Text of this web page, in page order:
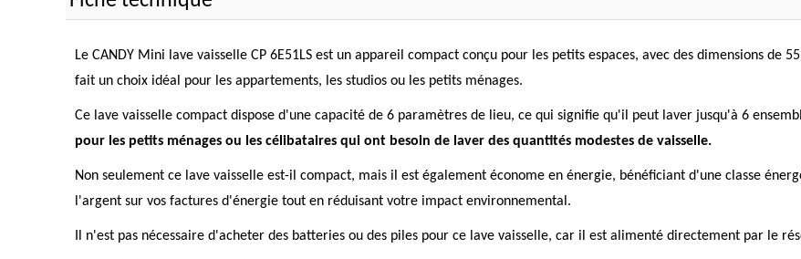
Le CANDY Mini lave vaisselle CP 6E51LS est un appareil compact conçu pour les petits espaces, avec des dimensions de
fait un choix idéal pour les appartements, les studios ou les petits ménages.
Ce lave vaisselle compact dispose d'une capacité de 6 paramètres de lieu, ce qui signifie qu'il peut laver jusqu'à 6
pour les petits ménages ou les célibataires qui ont besoin de laver des quantités modestes de vaisselle.
Non seulement ce lave vaisselle est-il compact, mais il est également économe en énergie, bénéficiant d'une classe
l'argent sur vos factures d'énergie tout en réduisant votre impact environnemental.
Il n'est pas nécessaire d'acheter des batteries ou des piles pour ce lave vaisselle, car il est alimenté directement par le